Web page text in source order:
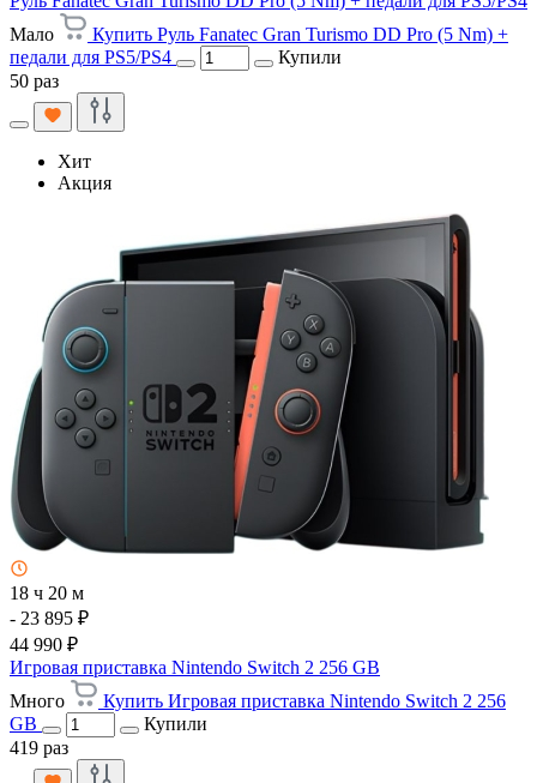
Мало
Купить Руль Fanatec Gran Turismo DD Pro (5 Nm) +
педали для PS5/PS4
Купили
50 раз
Хит
Акция
18 ч 20 м
- 23 895 ₽
44 990 ₽
Игровая приставка Nintendo Switch 2 256 GB
Много
Купить Игровая приставка Nintendo Switch 2 256
GB
Купили
419 раз